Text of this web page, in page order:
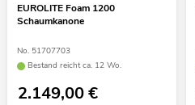
EUROLITE Foam 1200
Schaumkanone
No. 51707703
Bestand reicht ca. 12 Wo.
2.149,00€